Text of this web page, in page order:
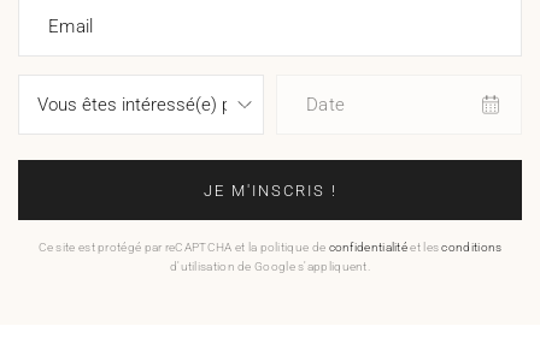
Email
Date
JE M'INSCRIS !
Ce site est protégé par reCAPTCHA et la politique de confidentialitéet lesconditions
d'utilisation de Google s'appliquent.